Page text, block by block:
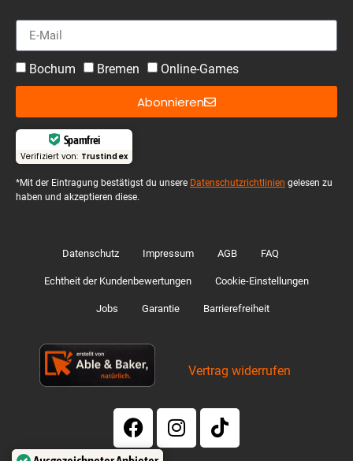
Bochum Bremen Online-Games
Abonnieren
Spamfrei
Verifiziert von: Trustindex
*Mit der Eintragung bestätigst du unsere Datenschutzrichtlinien gelesen zu
haben und akzeptieren diese.
Datenschutz Impressum AGB FAQ
Echtheit der Kundenbewertungen Cookie-Einstellungen
Jobs Garantie Barrierefreiheit
Vertrag widerrufen